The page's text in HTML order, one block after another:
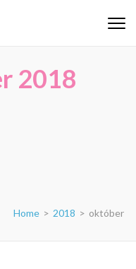
2018
Home > 2018 > október